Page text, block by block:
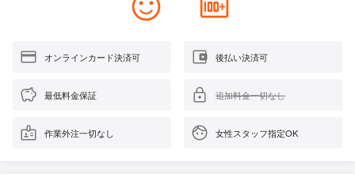
オンラインカード決済可 後払い決済可
最低料金保証 追加料金一切なし
作業外注一切なし 女性スタッフ指定OK